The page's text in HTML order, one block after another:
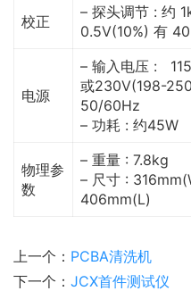
校正
– 探头调节 : 约
0.5V(10%) 有
电源
– 输入电压 :
或230V(198-
50/60Hz
– 功耗 : 约45W
物理参
数
– 重量 : 7.8kg
– 尺寸 :
406mm(L)
上一个： PCBA清洗机
下一个： JCX首件测试仪